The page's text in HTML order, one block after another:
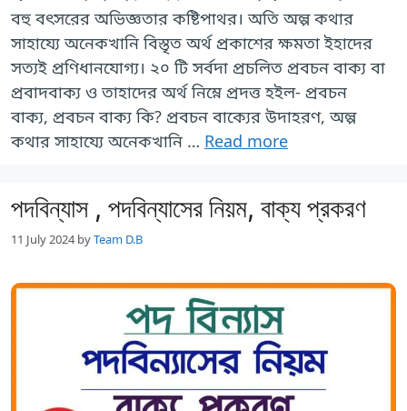
বহু বৎসরের অভিজ্ঞতার কষ্টিপাথর। অতি অল্প কথার
সাহায্যে অনেকখানি বিস্তৃত অর্থ প্রকাশের ক্ষমতা ইহাদের
সত্যই প্রণিধানযোগ্য। ২০ টি সর্বদা প্রচলিত প্রবচন বাক্য বা
প্রবাদবাক্য ও তাহাদের অর্থ নিম্নে প্রদত্ত হইল- প্রবচন
বাক্য, প্রবচন বাক্য কি? প্রবচন বাক্যের উদাহরণ, অল্প
কথার সাহায্যে অনেকখানি … Read more
পদবিন্যাস , পদবিন্যাসের নিয়ম, বাক্য প্রকরণ
11 July 2024 byTeam D.B